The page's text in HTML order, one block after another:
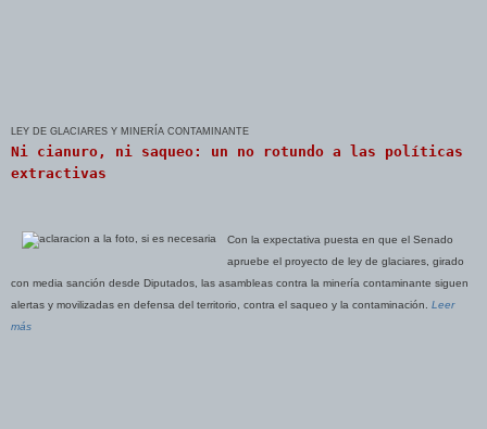
LEY DE GLACIARES Y MINERÍA CONTAMINANTE
Ni cianuro, ni saqueo: un no rotundo a las políticas
extractivas
Con la expectativa puesta en que el Senado
apruebe el proyecto de ley de glaciares, girado
con media sanción desde Diputados, las asambleas contra la minería contaminante siguen
alertas y movilizadas en defensa del territorio, contra el saqueo y la contaminación. Leer
más